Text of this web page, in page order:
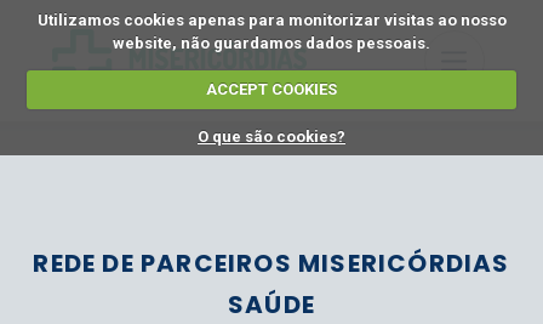
Utilizamos cookies apenas para monitorizar visitas ao nosso
website, não guardamos dados pessoais.
ACCEPT COOKIES
O que são cookies?
REDE DE PARCEIROS MISERICÓRDIAS
SAÚDE